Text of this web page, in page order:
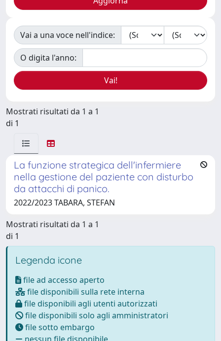
Vai a una voce nell'indice:
O digita l'anno:
Mostrati risultati da 1 a 1
di 1
La funzione strategica dell'infermiere
nella gestione del paziente con disturbo
da attacchi di panico.
2022/2023 TABARA, STEFAN
Mostrati risultati da 1 a 1
di 1
Legenda icone
file ad accesso aperto
file disponibili sulla rete interna
file disponibili agli utenti autorizzati
file disponibili solo agli amministratori
file sotto embargo